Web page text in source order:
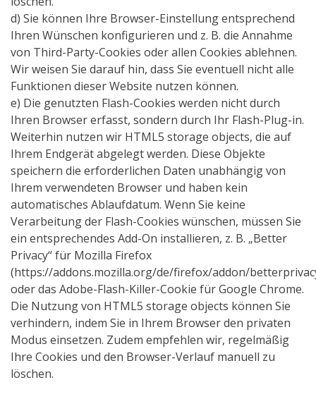
d) Sie können Ihre Browser-Einstellung entsprechend
Ihren Wünschen konfigurieren und z. B. die Annahme
von Third-Party-Cookies oder allen Cookies ablehnen.
Wir weisen Sie darauf hin, dass Sie eventuell nicht alle
Funktionen dieser Website nutzen können.
e) Die genutzten Flash-Cookies werden nicht durch
Ihren Browser erfasst, sondern durch Ihr Flash-Plug-in.
Weiterhin nutzen wir HTML5 storage objects, die auf
Ihrem Endgerät abgelegt werden. Diese Objekte
speichern die erforderlichen Daten unabhängig von
Ihrem verwendeten Browser und haben kein
automatisches Ablaufdatum. Wenn Sie keine
Verarbeitung der Flash-Cookies wünschen, müssen Sie
ein entsprechendes Add-On installieren, z. B. „Better
Privacy“ für Mozilla Firefox
(https://addons.mozilla.org/de/firefox/addon/
oder das Adobe-Flash-Killer-Cookie für Google Chrome.
Die Nutzung von HTML5 storage objects können Sie
verhindern, indem Sie in Ihrem Browser den privaten
Modus einsetzen. Zudem empfehlen wir, regelmäßig
Ihre Cookies und den Browser-Verlauf manuell zu
löschen.